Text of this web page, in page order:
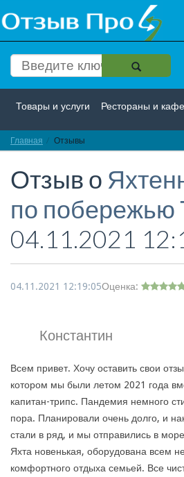
Товары и услуги Рестораны и кафе
Красота и здоровье
Интернет Путешествие и отдых
Недвижимость Работа Гос.
Личности Логистика Страхование
Главная Отзывы
Отзыв о
по побережью
04.11.2021
04.11.2021 12:19:05Оценка:
Константин
Всем привет. Хочу оставить свои
котором мы были летом 2021 года
капитан-трипс. Пандемия немного
пора. Планировали очень долго, и
стали в ряд, и мы отправились в
Яхта новенькая, оборудована всем
комфортного отдыха семьей. Все